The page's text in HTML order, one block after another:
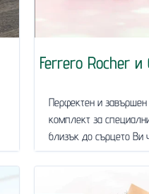
Ferrero Rocher и
Перфектен и
комплект за
близък до сърцето Ви